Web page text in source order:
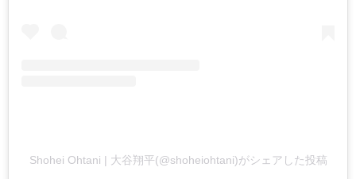
Shohei Ohtani | 大谷翔平(@shoheiohtani)がシェアした投稿